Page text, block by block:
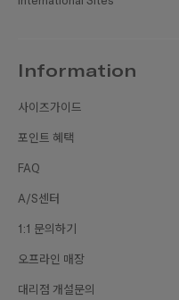
Information
사이즈가이드
포인트 혜택
FAQ
A/S센터
1:1 문의하기
오프라인 매장
대리점 개설문의